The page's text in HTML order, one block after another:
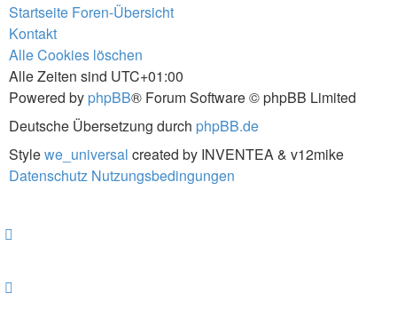
Startseite Foren-Übersicht
Kontakt
Alle Cookies löschen
Alle Zeiten sind UTC+01:00
Powered by phpBB® Forum Software © phpBB Limited
Deutsche Übersetzung durch phpBB.de
Stylewe_universal created by INVENTEA & v12mike
Datenschutz Nutzungsbedingungen